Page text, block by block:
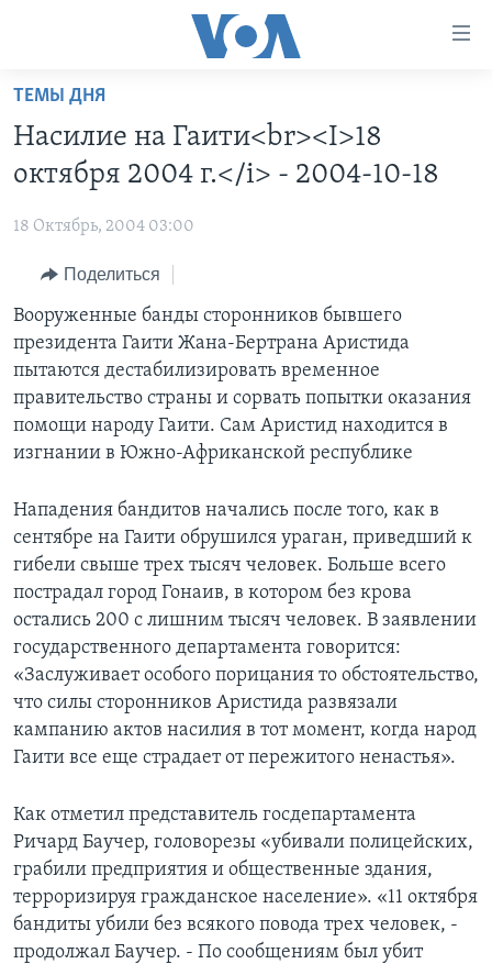
Перейти
основной
контент
навигации
Перейти
поиск
ПРОГРАММЫ
НОВОСТИ ЗА МИНУТУ
ИТОГИ
ПОЧЕМУ ЭТО ВАЖНО?
ДИСКУССИЯ VOA
ДЕТАЛИ
НЬЮ-ЙОРК NEW YORK
ПРОЕКТЫ
УЧИМ АНГЛИЙСКИЙ
НАША АМЕРИКАНСКАЯ ИСТОРИЯ
А КАК В АМЕРИКЕ?
АРТЕФАКТЫ
АМЕРИКАНСКИЕ ГОРОДКИ
ТЕСТЫ
ЭКСПЕРТИЗА
ИНТЕРВЬЮ
ФАКТЫ ПРОТИВ ФЕЙКОВ
ЗА СВОБОДУ ПРЕССЫ
УЧИМ АНГЛИЙСКИЙ
ВИДЕО
Learning English
СОЦИАЛЬНЫЕ СЕТИ
Языки
ТЕМЫ ДНЯ
Насилие на Гаити<br><I>18
октября 2004 г.</i> - 2004-10-18
18 Октябрь, 2004 03:00
Поделиться
Вооруженные банды сторонников бывшего
президента Гаити Жана-Бертрана Аристида
пытаются дестабилизировать временное
правительство страны и сорвать попытки оказания
помощи народу Гаити. Сам Аристид находится в
изгнании в Южно-Африканской республике
Нападения бандитов начались после того, как в
сентябре на Гаити обрушился ураган, приведший к
гибели свыше трех тысяч человек. Больше всего
пострадал город Гонаив, в котором без крова
остались 200 с лишним тысяч человек. В заявлении
государственного департамента говорится:
«Заслуживает особого порицания то обстоятельство,
что силы сторонников Аристида развязали
кампанию актов насилия в тот момент, когда народ
Гаити все еще страдает от пережитого ненастья».
Как отметил представитель госдепартамента
Ричард Баучер, головорезы «убивали полицейских,
грабили предприятия и общественные здания,
терроризируя гражданское население». «11 октября
бандиты убили без всякого повода трех человек, -
продолжал Баучер. - По сообщениям был убит